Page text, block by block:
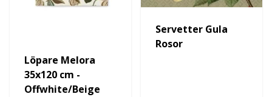
Löpare Melora
35x120 cm -
Offwhite/Beige
Servetter Gula
Rosor